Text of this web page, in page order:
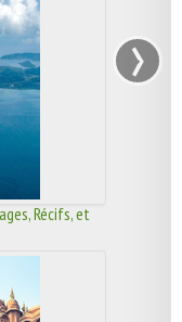
Récifs, et
›